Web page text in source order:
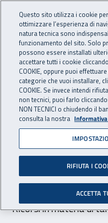
INAIL -
Navigazione
Navigazione - Ti trovi
Home Atti e documenti
23 aprile 2024
23 aprile 2024
Delibera del
aprile 2024
Ricorsi in materia di
Questo sito utilizza i cookie
ottimizzare l’esperienza di
natura tecnica sono
funzionamento del sito. Solo
possono essere installati
accettare tutti i cookie
COOKIE, oppure puoi
categorie che vuoi installare,
COOKIE. Se invece intendi
non tecnici, puoi farlo cliccando
NON TECNICI o chiudendo il
consulta la nostra
RIFIUTA I
ACCETTA